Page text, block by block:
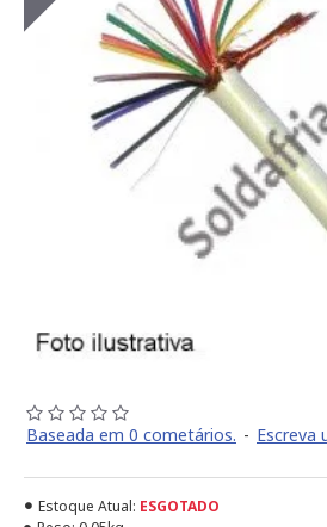
Baseada em 0 cometários. - Escreva
Estoque Atual: ESGOTADO